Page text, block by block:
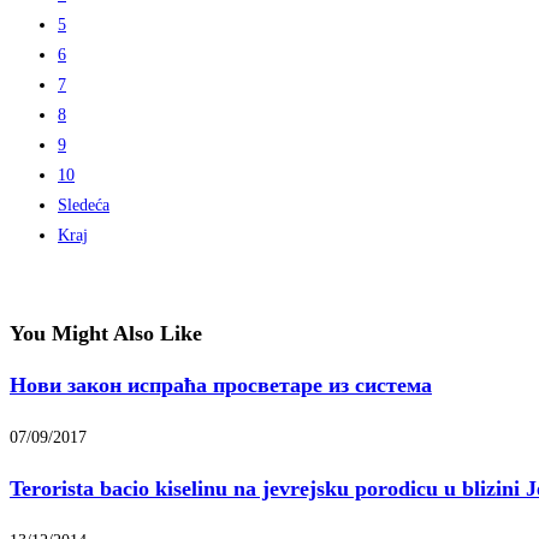
5
6
7
8
9
10
Sledeća
Kraj
You Might Also Like
Нови закон испраћа просветаре из система
07/09/2017
Terorista bacio kiselinu na jevrejsku porodicu u blizini